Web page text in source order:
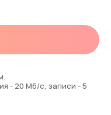
- 20 Мб/с, записи - 5